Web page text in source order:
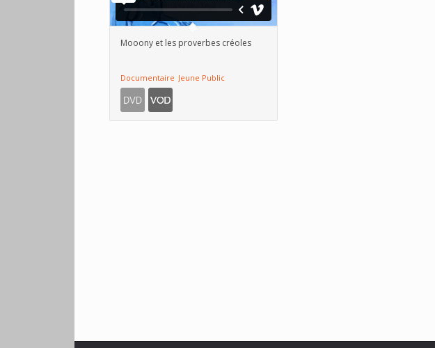
Mooony et les proverbes créoles
Documentaire Jeune Public